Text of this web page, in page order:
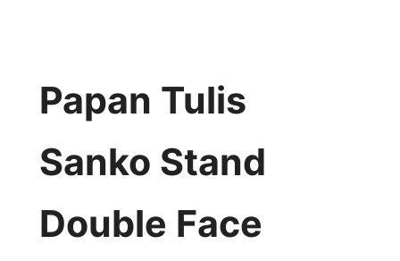
Papan Tulis
Sanko Stand
Double Face